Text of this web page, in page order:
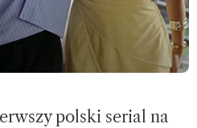
polski serial na